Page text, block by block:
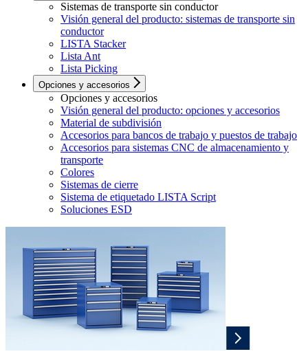
Sistemas de transporte sin conductor
Visión general del producto: sistemas de transporte sin
conductor
LISTA Stacker
Lista Ant
Lista Picking
Opciones y accesorios
Opciones y accesorios
Visión general del producto: opciones y accesorios
Material de subdivisión
Accesorios para bancos de trabajo y puestos de trabajo
Accesorios para sistemas CNC de almacenamiento y
transporte
Colores
Sistemas de cierre
Sistema de etiquetado LISTA Script
Soluciones ESD